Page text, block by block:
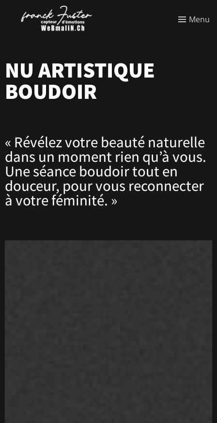
Menu
NU ARTISTIQUE
BOUDOIR
« Révélez votre beauté naturelle
dans un moment rien qu’à vous.
Une séance boudoir tout en
douceur, pour vous reconnecter
à votre féminité. »